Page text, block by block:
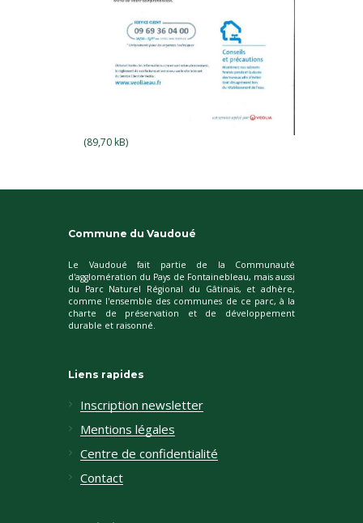
Commune du Vaudoué
Le Vaudoué fait partie de la Communauté
d'agglomération du Pays de Fontainebleau, mais aussi
du Parc Naturel Régional du Gâtinais, et adhère,
comme l'ensemble des communes de ce parc, à la
charte de préservation et de développement
durable et raisonné.
Liens rapides
Inscription newsletter
Mentions légales
Centre de confidentialité
Contact